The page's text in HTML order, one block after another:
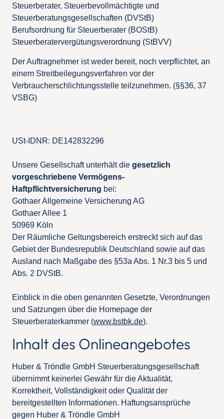
Steuerberater, Steuerbevollmächtigte und
Steuerberatungsgesellschaften (DVStB)
Berufsordnung für Steuerberater (BOStB)
Steuerberatervergütungsverordnung (StBVV)
Der Auftragnehmer ist weder bereit, noch verpflichtet, an
einem Streitbeilegungsverfahren vor der
Verbraucherschlichtungsstelle teilzunehmen. (§§36, 37
VSBG)
USt-IDNR: DE142832296
Unsere Gesellschaft unterhält die gesetzlich
vorgeschriebene Vermögens-
Haftpflichtversicherung bei:
Gothaer Allgemeine Versicherung AG
Gothaer Allee 1
50969 Köln
Der Räumliche Geltungsbereich erstreckt sich auf das
Gebiet der Bundesrepublik Deutschland sowie auf das
Ausland nach Maßgabe des §53a Abs. 1 Nr.3 bis 5 und
Abs. 2 DVStB.
Einblick in die oben genannten Gesetzte, Verordnungen
und Satzungen über die Homepage der
Steuerberaterkammer (www.bstbk.de).
Inhalt des Onlineangebotes
Huber & Tröndle GmbH Steuerberatungsgesellschaft
übernimmt keinerlei Gewähr für die Aktualität,
Korrektheit, Vollständigkeit oder Qualität der
bereitgestellten Informationen. Haftungsansprüche
gegen Huber & Tröndle GmbH